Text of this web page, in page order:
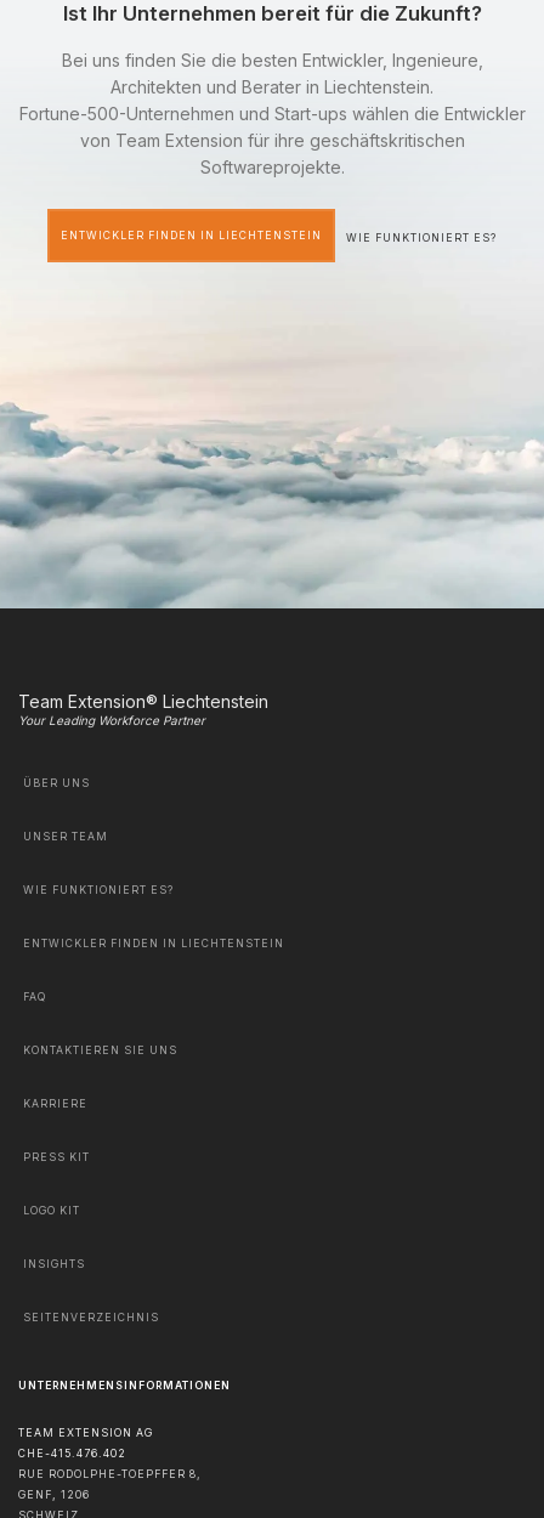
Ist Ihr Unternehmen bereit für die Zukunft?
Bei uns finden Sie die besten Entwickler, Ingenieure,
Architekten und Berater in Liechtenstein.
Fortune-500-Unternehmen und Start-ups wählen die Entwickler
von Team Extension für ihre geschäftskritischen
Softwareprojekte.
ENTWICKLER FINDEN IN LIECHTENSTEIN WIE FUNKTIONIERT ES?
Team Extension® Liechtenstein
Your Leading Workforce Partner
ÜBER UNS
UNSER TEAM
WIE FUNKTIONIERT ES?
ENTWICKLER FINDEN IN LIECHTENSTEIN
FAQ
KONTAKTIEREN SIE UNS
KARRIERE
PRESS KIT
LOGO KIT
INSIGHTS
SEITENVERZEICHNIS
UNTERNEHMENSINFORMATIONEN
TEAM EXTENSION AG
CHE-415.476.402
RUE RODOLPHE-TOEPFFER 8,
GENF, 1206